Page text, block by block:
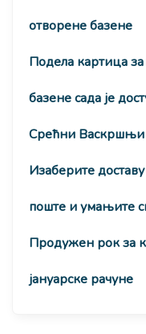
отворене базене
Подела картица
базене сада је
Срећни
Изаберите
поште и умањите
Продужен рок за
јануарске рачуне